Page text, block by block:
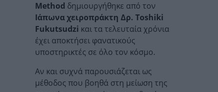
Method δημιουργήθηκε από τον
Ιάπωνα χειροπράκτη Δρ. Toshiki
Fukutsudzi και τα τελευταία χρόνια
έχει αποκτήσει φανατικούς
υποστηρικτές σε όλο τον κόσμο.
Αν και συχνά παρουσιάζεται ως
μέθοδος που βοηθά στη μείωση της